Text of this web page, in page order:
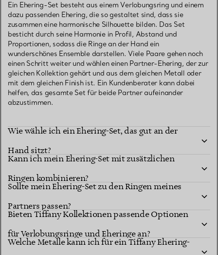
Ein Ehering-Set besteht aus einem Verlobungsring und einem
dazu passenden Ehering, die so gestaltet sind, dass sie
zusammen eine harmonische Silhouette bilden. Das Set
besticht durch seine Harmonie in Profil, Abstand und
Proportionen, sodass die Ringe an der Hand ein
wunderschönes Ensemble darstellen. Viele Paare gehen noch
einen Schritt weiter und wählen einen Partner-Ehering, der zur
gleichen Kollektion gehört und aus dem gleichen Metall oder
mit dem gleichen Finish ist. Ein Kundenberater kann dabei
helfen, das gesamte Set für beide Partner aufeinander
abzustimmen.
Wie wähle ich ein Ehering-Set, das gut an der
Hand sitzt?
Kann ich mein Ehering-Set mit zusätzlichen
Ringen kombinieren?
Sollte mein Ehering-Set zu den Ringen meines
Partners passen?
Bieten Tiffany Kollektionen passende Optionen
für Verlobungsringe und Eheringe an?
Welche Metalle kann ich für ein Tiffany Ehering-